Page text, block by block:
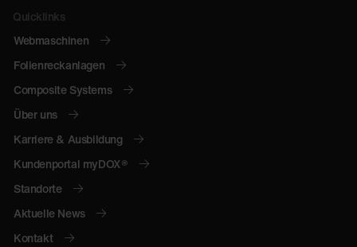
Quicklinks
Webmaschinen
Folienreckanlagen
Composite Systems
Über uns
Karriere & Ausbildung
Kundenportal myDOX®
Standorte
Aktuelle News
Kontakt